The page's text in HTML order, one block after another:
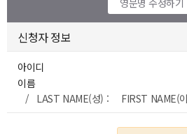
영문명 수정하기
신청자 정보
아이디
이름
/ LAST NAME(성) : FIRST NAME(